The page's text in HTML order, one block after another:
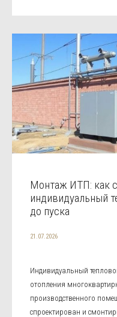
Монтаж ИТП: как
индивидуальный
до пуска
21.07.2026
Индивидуальный
отопления
производственного
спроектирован и